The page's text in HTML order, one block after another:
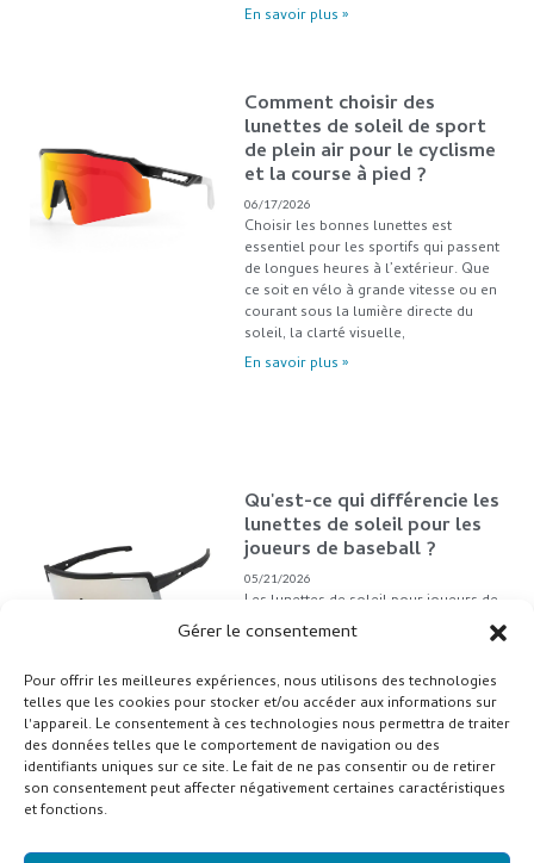
Gérer le consentement
Pour offrir les meilleures expériences, nous utilisons des technologies
telles que les cookies pour stocker et/ou accéder aux informations sur
l'appareil. Le consentement à ces technologies nous permettra de traiter
des données telles que le comportement de navigation ou des
identifiants uniques sur ce site. Le fait de ne pas consentir ou de retirer
son consentement peut affecter négativement certaines caractéristiques
et fonctions.
En savoir plus »
Comment choisir des
lunettes de soleil de sport
de plein air pour le cyclisme
et la course à pied ?
06/17/2026
Choisir les bonnes lunettes est
essentiel pour les sportifs qui passent
de longues heures à l’extérieur. Que
ce soit en vélo à grande vitesse ou en
courant sous la lumière directe du
soleil, la clarté visuelle,
En savoir plus »
Qu'est-ce qui différencie les
lunettes de soleil pour les
joueurs de baseball ?
05/21/2026
Les lunettes de soleil pour joueurs de
baseball sont plus qu'un simple
accessoire de mode : elles sont
protection des yeux. Les joueurs sont
souvent confrontés à un fort
ensoleillement et aux reflets du stade.
En savoir plus »